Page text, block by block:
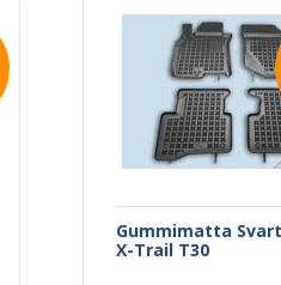
Gummimatta
X-Trail T30